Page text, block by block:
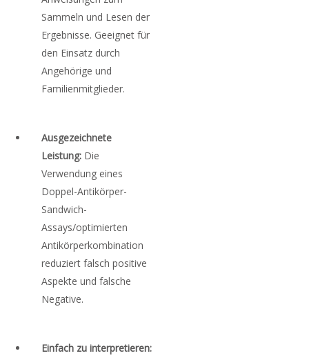
Sammeln und Lesen der
Ergebnisse. Geeignet für
den Einsatz durch
Angehörige und
Familienmitglieder.
Ausgezeichnete
Leistung: Die
Verwendung eines
Doppel-Antikörper-
Sandwich-
Assays/optimierten
Antikörperkombination
reduziert falsch positive
Aspekte und falsche
Negative.
Einfach zu interpretieren: